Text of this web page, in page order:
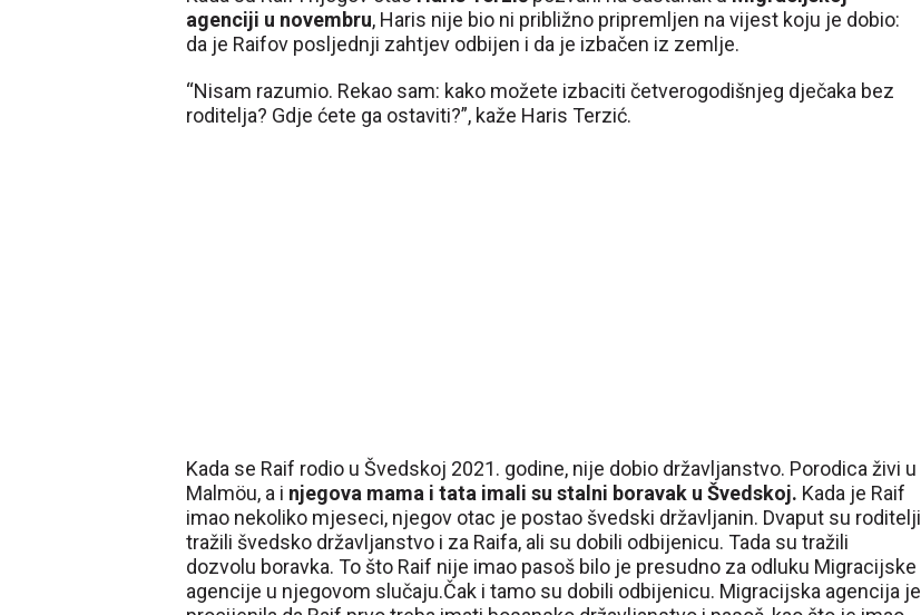
agenciji u novembru, Haris nije bio ni približno pripremljen na vijest koju je dobio:
da je Raifov posljednji zahtjev odbijen i da je izbačen iz zemlje.
“Nisam razumio. Rekao sam: kako možete izbaciti četverogodišnjeg dječaka bez
roditelja? Gdje ćete ga ostaviti?”, kaže Haris Terzić.
Kada se Raif rodio u Švedskoj 2021. godine, nije dobio državljanstvo. Porodica živi u
Malmöu, a i njegova mama i tata imali su stalni boravak u Švedskoj. Kada je Raif
imao nekoliko mjeseci, njegov otac je postao švedski državljanin. Dvaput su roditelji
tražili švedsko državljanstvo i za Raifa, ali su dobili odbijenicu. Tada su tražili
dozvolu boravka. To što Raif nije imao pasoš bilo je presudno za odluku Migracijske
agencije u njegovom slučaju.Čak i tamo su dobili odbijenicu. Migracijska agencija je